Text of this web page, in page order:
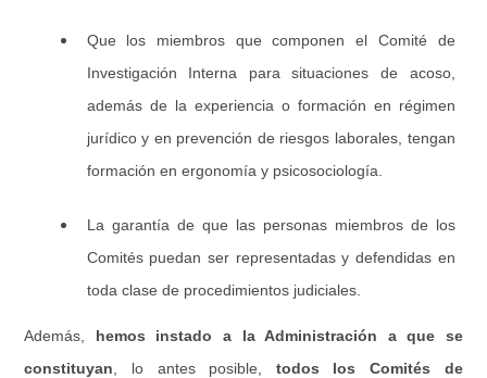
Que los miembros que componen el Comité de
Investigación Interna para situaciones de acoso,
además de la experiencia o formación en régimen
jurídico y en prevención de riesgos laborales, tengan
formación en ergonomía y psicosociología.
La garantía de que las personas miembros de los
Comités puedan ser representadas y defendidas en
toda clase de procedimientos judiciales.
Además, hemos instado a la Administración a que se
constituyan , lo antes posible, todos los Comités de